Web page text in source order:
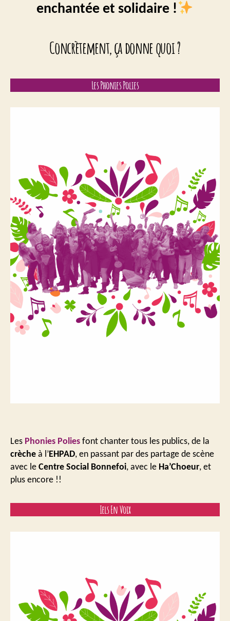
enchantée et solidaire !
Concrètement, ça donne quoi ?
Les Phonies Polies
Les Phonies Polies font chanter tous les publics, de la
crèche à l’EHPAD, en passant par des partage de scène
avec le Centre Social Bonnefoi, avec le Ha’Choeur, et
plus encore !!
Iels En Voix